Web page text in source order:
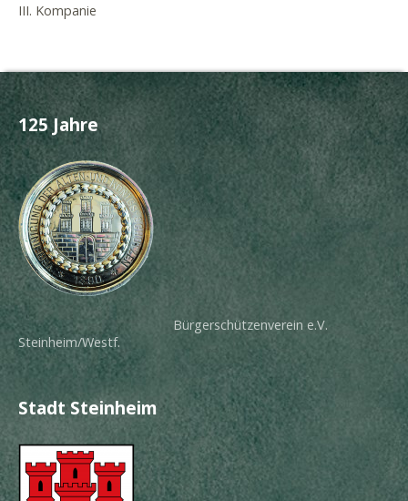
III. Kompanie
125 Jahre
Bürgerschützenverein e.V.
Steinheim/Westf.
Stadt Steinheim